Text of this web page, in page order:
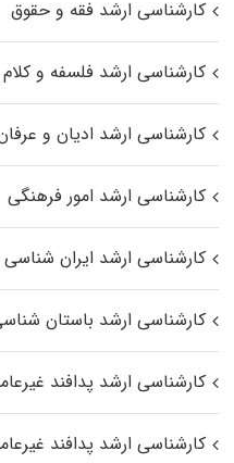
کارشناسی ارشد فقه و حقوق
کارشناسی ارشد فلسفه و
کارشناسی ارشد ادیان و
کارشناسی ارشد امور فرهنگی
کارشناسی ارشد ایران شناسی
کارشناسی ارشد باستان
کارشناسی ارشد پدافند
کارشناسی ارشد پدافند